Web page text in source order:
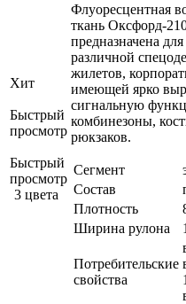
Хит
Быстрый
просмотр
Быстрый
просмотр
3 цвета
Флуоресцентная
ткань Оксфорд-
предназначена
различной
жилетов,
имеющей ярко
сигнальную
комбинезоны,
рюкзаков.
Сегмент
Состав
Плотность
Ширина рулона
Потребительские
свойства